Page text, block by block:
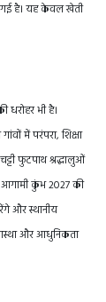
गई है। यह केवल खेती
धरोहर भी है।
में परंपरा, शिक्षा
फुटपाथ श्रद्धालुओं
आगामी कुंभ 2027 की
और स्थानीय
और आधुनिकता